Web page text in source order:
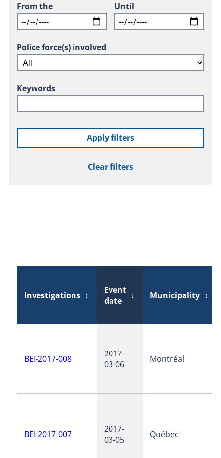
From the Until
Police force(s) involved
Keywords
Apply filters
Clear filters
Investigations ↕
Event
date
↓ Municipality ↕
BEI-2017-008
2017-
03-06
Montréal
BEI-2017-007
2017-
03-05
Québec